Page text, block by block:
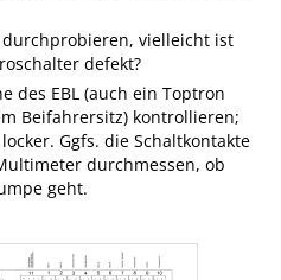
vielleicht ist
defekt?
des EBL (auch ein Toptron
Beifahrersitz) kontrollieren;
Ggfs. die Schaltkontakte
durchmessen, ob
geht.